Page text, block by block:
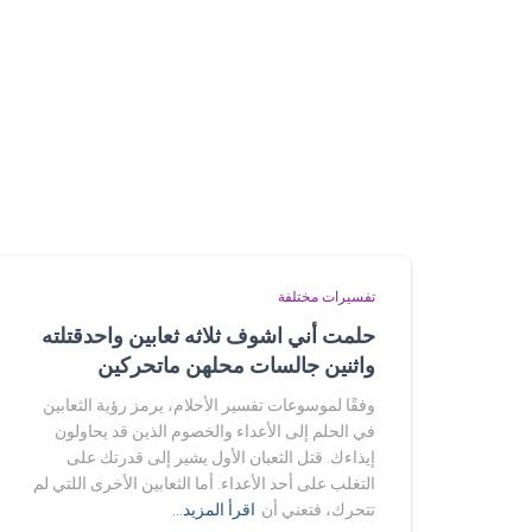
تفسيرات مختلفة
حلمت أني اشوف ثلاثه ثعابين واحدقتلته
واثنين جالسات محلهن ماتحركين
وفقًا لموسوعات تفسير الأحلام، يرمز رؤية الثعابين
في الحلم إلى الأعداء والخصوم الذين قد يحاولون
إيذاءك. قتل الثعبان الأول يشير إلى قدرتك على
التغلب على أحد الأعداء. أما الثعابين الأخرى اللتي لم
تتحرك، فتعني أن اقرأ المزيد…